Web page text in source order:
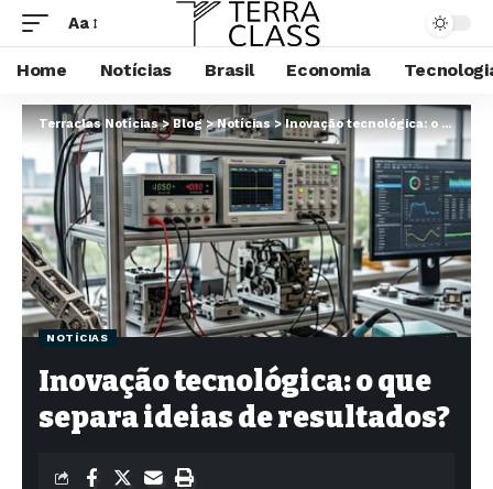
Aa
Home Notícias Brasil Economia
Terraclas Notícias>Blog>Notícias>Inovação tecnológica: o que separa ideias de resultados?
NOTÍCIAS
Inovação tecnológica: o que
separa ideias de resultados?